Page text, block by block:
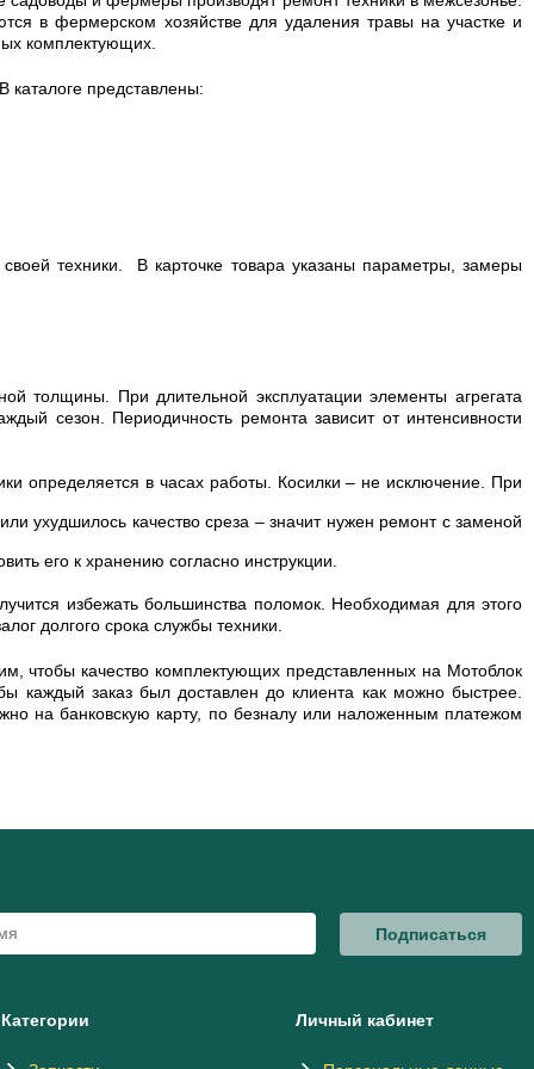
в фермерском хозяйстве для удаления травы на участке и
комплектующих.
каталоге представлены:
техники. В карточке товара указаны параметры, замеры
толщины. При длительной эксплуатации элементы агрегата
сезон. Периодичность ремонта зависит от интенсивности
определяется в часах работы. Косилки – не исключение. При
ухудшилось качество среза – значит нужен ремонт с заменой
его к хранению согласно инструкции.
избежать большинства поломок. Необходимая для этого
долгого срока службы техники.
чтобы качество комплектующих представленных на Мотоблок
каждый заказ был доставлен до клиента как можно быстрее.
на банковскую карту, по безналу или наложенным платежом
Подписаться
Категории Личный кабинет